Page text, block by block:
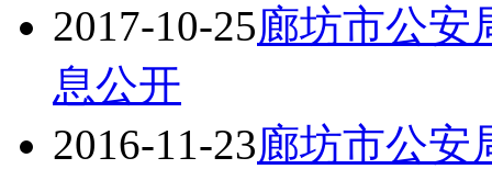
2017-10-25廊坊市公安
息公开
2016-11-23廊坊市公安